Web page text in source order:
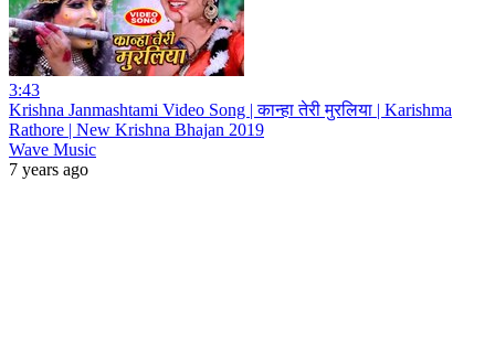
3:43
Krishna Janmashtami Video Song | कान्हा तेरी मुरलिया | Karishma
Rathore | New Krishna Bhajan 2019
Wave Music
7 years ago